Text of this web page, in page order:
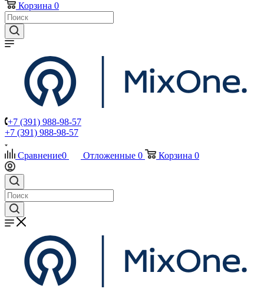
Корзина 0
+7 (391) 988-98-57
+7 (391) 988-98-57
Сравнение0 Отложенные 0 Корзина 0